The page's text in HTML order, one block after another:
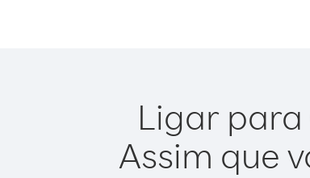
Ligar para
Assim que